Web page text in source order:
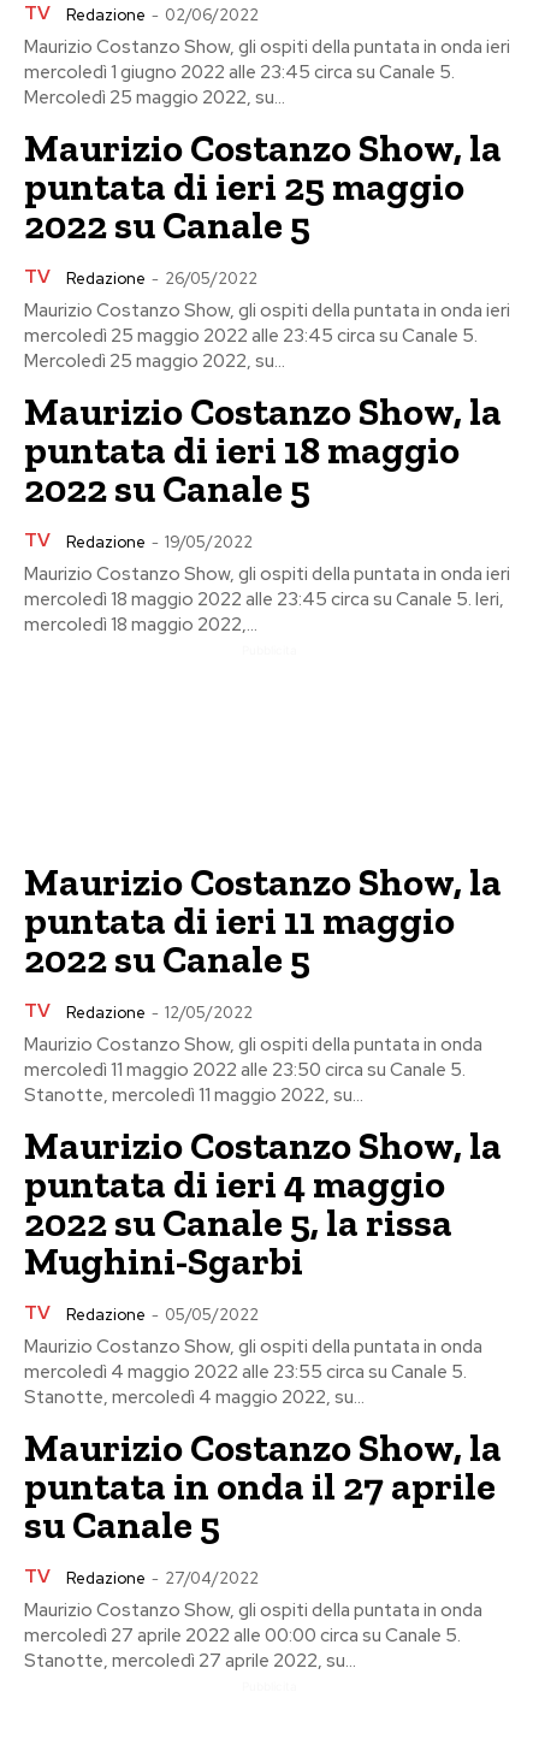
TV Redazione - 02/06/2022
Maurizio Costanzo Show, gli ospiti della puntata in onda ieri
mercoledì 1 giugno 2022 alle 23:45 circa su Canale 5.
Mercoledì 25 maggio 2022, su...
Maurizio Costanzo Show, la
puntata di ieri 25 maggio
2022 su Canale 5
TV Redazione - 26/05/2022
Maurizio Costanzo Show, gli ospiti della puntata in onda ieri
mercoledì 25 maggio 2022 alle 23:45 circa su Canale 5.
Mercoledì 25 maggio 2022, su...
Maurizio Costanzo Show, la
puntata di ieri 18 maggio
2022 su Canale 5
TV Redazione - 19/05/2022
Maurizio Costanzo Show, gli ospiti della puntata in onda ieri
mercoledì 18 maggio 2022 alle 23:45 circa su Canale 5. Ieri,
mercoledì 18 maggio 2022,...
Maurizio Costanzo Show, la
puntata di ieri 11 maggio
2022 su Canale 5
TV Redazione - 12/05/2022
Maurizio Costanzo Show, gli ospiti della puntata in onda
mercoledì 11 maggio 2022 alle 23:50 circa su Canale 5.
Stanotte, mercoledì 11 maggio 2022, su...
Maurizio Costanzo Show, la
puntata di ieri 4 maggio
2022 su Canale 5, la rissa
Mughini-Sgarbi
TV Redazione - 05/05/2022
Maurizio Costanzo Show, gli ospiti della puntata in onda
mercoledì 4 maggio 2022 alle 23:55 circa su Canale 5.
Stanotte, mercoledì 4 maggio 2022, su...
Maurizio Costanzo Show, la
puntata in onda il 27 aprile
su Canale 5
TV Redazione - 27/04/2022
Maurizio Costanzo Show, gli ospiti della puntata in onda
mercoledì 27 aprile 2022 alle 00:00 circa su Canale 5.
Stanotte, mercoledì 27 aprile 2022, su...